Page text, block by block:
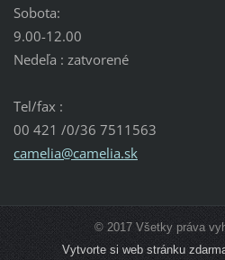
Sobota:
9.00-12.00
Nedeľa : zatvorené
Tel/fax :
00 421 /0/36 7511563
camelia@camelia.sk
© 2017 Všetky práva
Vytvorte si web stránku